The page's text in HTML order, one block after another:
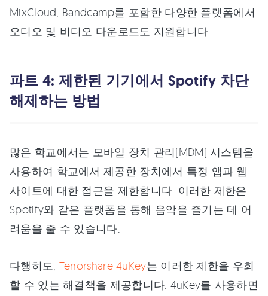
MixCloud, Bandcamp를 포함한 다양한 플랫폼에서
오디오 및 비디오 다운로드도 지원합니다.
파트 4: 제한된 기기에서 Spotify 차단
해제하는 방법
많은 학교에서는 모바일 장치 관리(MDM) 시스템을
사용하여 학교에서 제공한 장치에서 특정 앱과 웹
사이트에 대한 접근을 제한합니다. 이러한 제한은
Spotify와 같은 플랫폼을 통해 음악을 즐기는 데 어
려움을 줄 수 있습니다.
다행히도, Tenorshare 4uKey는 이러한 제한을 우회
할 수 있는 해결책을 제공합니다. 4uKey를 사용하면